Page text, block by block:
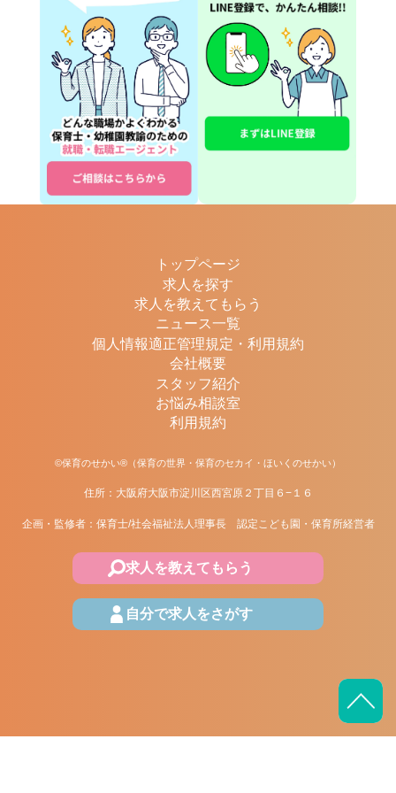
トップページ
求人を探す
求人を教えてもらう
ニュース一覧
個人情報適正管理規定・利用規約
会社概要
スタッフ紹介
お悩み相談室
利用規約
©保育のせかい®（保育の世界・保育のセカイ・ほいくのせかい）
住所：大阪府大阪市淀川区西宮原２丁目６−１６
企画・監修者：保育士/社会福祉法人理事長 認定こども園・保育所経営者
求人を教えてもらう
自分で求人をさがす